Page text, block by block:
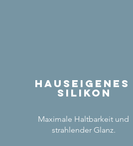
Hauseigenes
Silikon
Maximale Haltbarkeit und
strahlender Glanz.